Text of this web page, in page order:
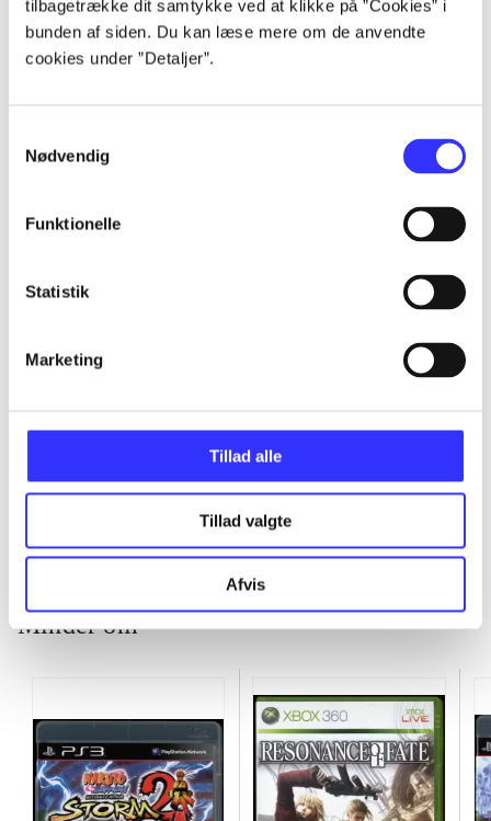
tilbagetrække dit samtykke ved at klikke på ”Cookies” i
bunden af siden. Du kan læse mere om de anvendte
cookies under ”Detaljer”.
Nødvendig
Funktionelle
Statistik
Marketing
Tillad alle
Tillad valgte
Afvis
Minder om